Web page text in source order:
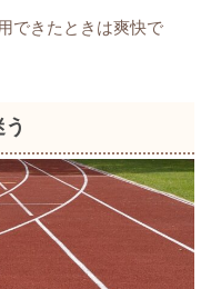
できたときは爽快で